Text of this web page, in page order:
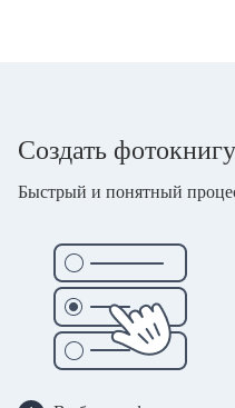
Создать
Быстрый и понятный